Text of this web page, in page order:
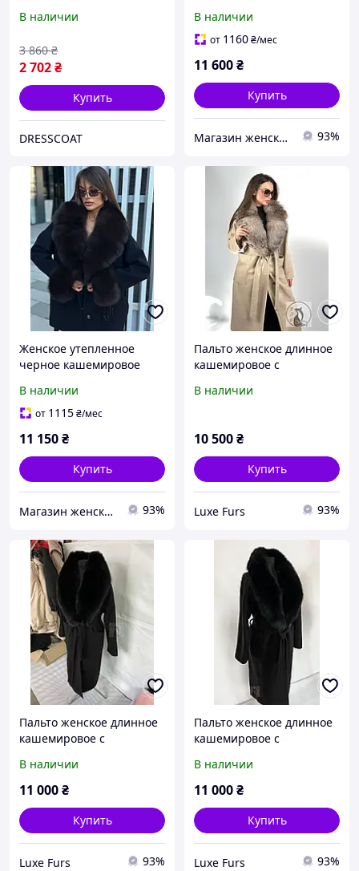
демисезонное длинное
В наличии
2 702₴
3 860 ₴
Купить
DRESSCOAT
мехом финского песца.
42-54 размеры
В наличии
от 1160₴/мес
11 600₴
Купить
Магазин женской одежды "MILPOL_SHOP" 93%
Женское утепленное
черное кашемировое
натуральным мехом
финского песца. 42-58
В наличии
от 1115₴/мес
11 150₴
Купить
Магазин женской одежды "MILPOL_SHOP" 93%
Пальто женское длинное
кашемировое с
мехом блюфрост.
В наличии
10 500₴
Купить
Luxe Furs 93%
Пальто женское длинное
кашемировое с
мехом песца. Размеры с
40 до 54
В наличии
11 000₴
Купить
Luxe Furs 93%
Пальто женское длинное
кашемировое с
мехом песца. Размеры с
40 до 54
В наличии
11 000₴
Купить
Luxe Furs 93%